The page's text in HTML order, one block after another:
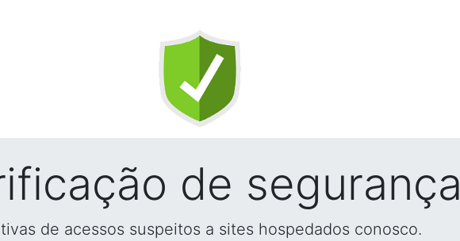
de segurança
de acessos suspeitos a sites hospedados conosco.